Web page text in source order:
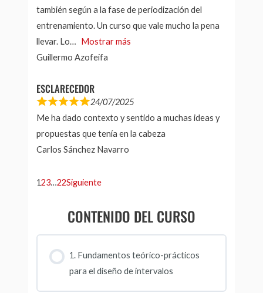
también según a la fase de periodización del
entrenamiento. Un curso que vale mucho la pena
llevar. Lo
Mostrar más
Guillermo Azofeifa
ESCLARECEDOR
24/07/2025
Me ha dado contexto y sentido a muchas ideas y
propuestas que tenía en la cabeza
Carlos Sánchez Navarro
NAVEGACIÓN
RESEÑAS
DEL
Página
1Página
2Página
3…Página
22Siguiente
CONTENIDO DEL CURSO
1. Fundamentos teórico-prácticos
para el diseño de intervalos